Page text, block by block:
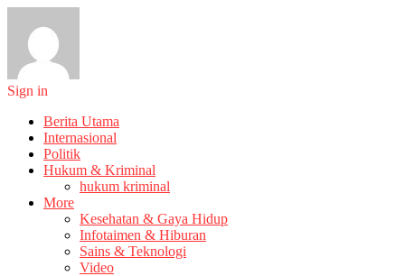
Sign in
Berita Utama
Internasional
Politik
Hukum & Kriminal
hukum kriminal
More
Kesehatan & Gaya Hidup
Infotaimen & Hiburan
Sains & Teknologi
Video